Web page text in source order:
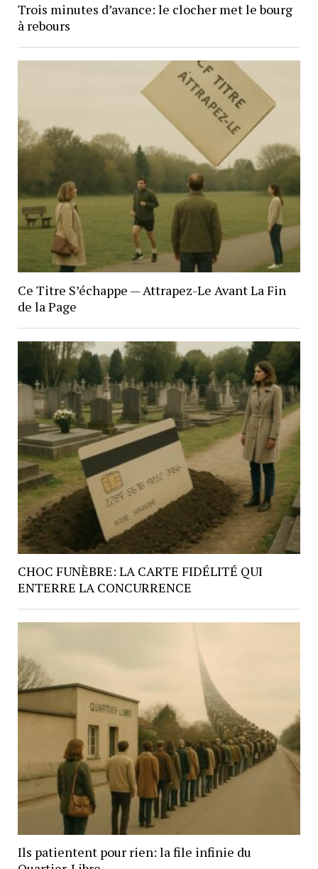
Trois minutes d’avance: le clocher met le bourg
à rebours
Ce Titre S’échappe — Attrapez-Le Avant La Fin
de la Page
CHOC FUNÈBRE: LA CARTE FIDÉLITÉ QUI
ENTERRE LA CONCURRENCE
Ils patientent pour rien: la file infinie du